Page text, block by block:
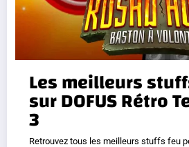
Les meilleurs
sur DOFUS Rétro
3
Retrouvez tous les meilleurs stuffs feu